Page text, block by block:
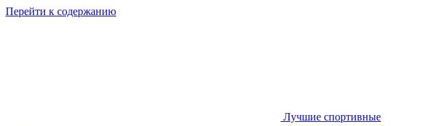
Перейти к содержанию
Лучшие спортивные